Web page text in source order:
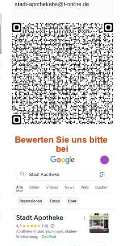
stadt-apothekebs@t-online.de